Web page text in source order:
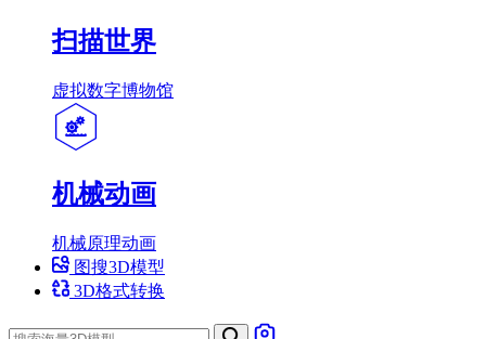
扫描世界
虚拟数字博物馆
机械动画
机械原理动画
图搜3D模型
3D格式转换